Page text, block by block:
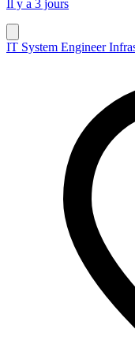
Il y a 3 jours
IT System Engineer